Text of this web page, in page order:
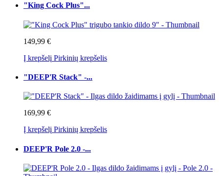
"King Cock Plus"...
149,99 €
Į krepšelį Pirkinių krepšelis
"DEEP'R Stack" -...
169,99 €
Į krepšelį Pirkinių krepšelis
DEEP'R Pole 2.0 -...